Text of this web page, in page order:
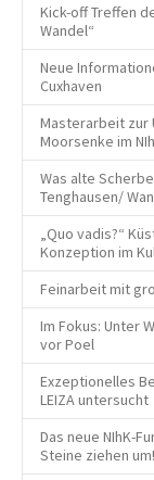
Kick-off Treffen
Wandel“
Neue
Cuxhaven
Masterarbeit zur
Moorsenke im
Was alte
Tenghausen/
„Quo vadis?“
Konzeption im
Feinarbeit mit
Im Fokus: Unter
vor Poel
Exzeptionelles
LEIZA untersucht
Das neue NIhK-
Steine ziehen um!